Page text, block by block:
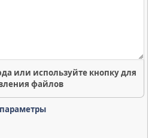
или используйте кнопку для
файлов